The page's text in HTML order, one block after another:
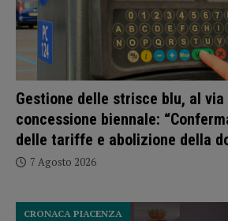
Gestione delle strisce blu, al
concessione biennale:
delle tariffe e abolizione della
7 Agosto 2026
CRONACA PIACENZA